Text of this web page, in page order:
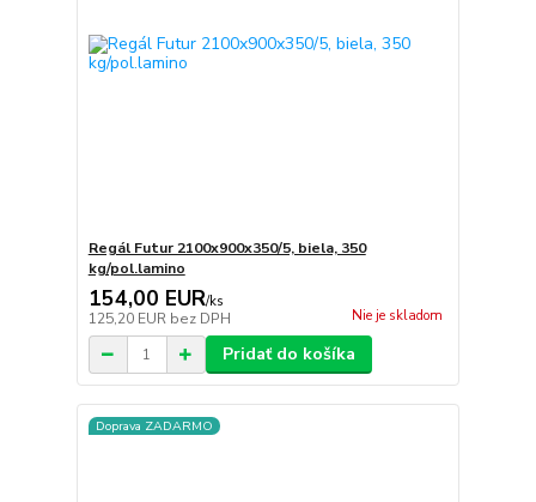
Regál Futur 2100x900x350/5, biela, 350
kg/pol.lamino
154,00 EUR/ks
125,20 EUR bez DPH Nie je skladom
Pridať do košíka
Doprava ZADARMO